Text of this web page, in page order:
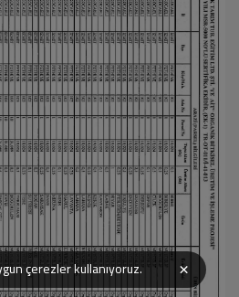
çerezler kullanıyoruz. ×